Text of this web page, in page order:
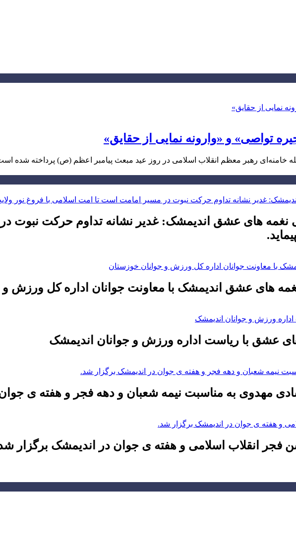
تواصی» و «وارونه نمایی از حقایق»
نغمه های عشق اندیمشک: غدیر نشانه تداوم حرکت نبوت
های عشق اندیمشک با معاونت جوانان اداره کل ورزش و
عشق با ریاست اداره ورزش و جوانان اندیمشک
مهدوی به مناسبت نیمه شعبان و دهه فجر و هفته ی
انقلاب اسلامی و هفته ی جوان در اندیمشک برگزار